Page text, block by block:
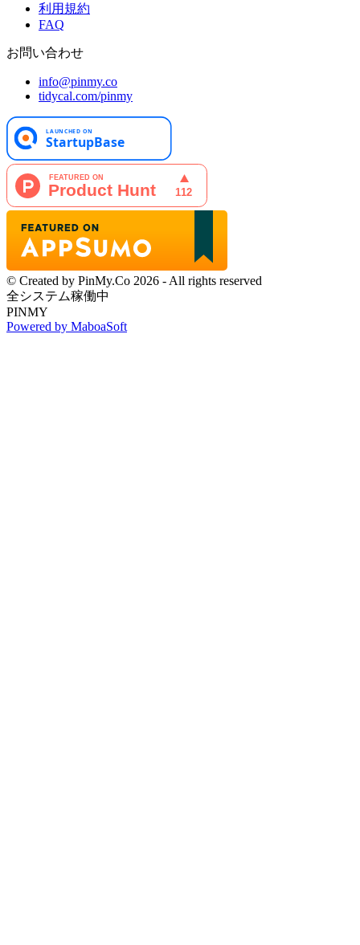
利用規約
FAQ
お問い合わせ
info@pinmy.co
tidycal.com/pinmy
© Created by PinMy.Co 2026 - All rights reserved
全システム稼働中
PINMY
Powered by MaboaSoft